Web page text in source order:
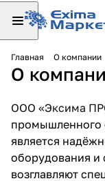
Главная О компании
О
ООО «Эксима
промышленного
является
оборудования
возглавляют